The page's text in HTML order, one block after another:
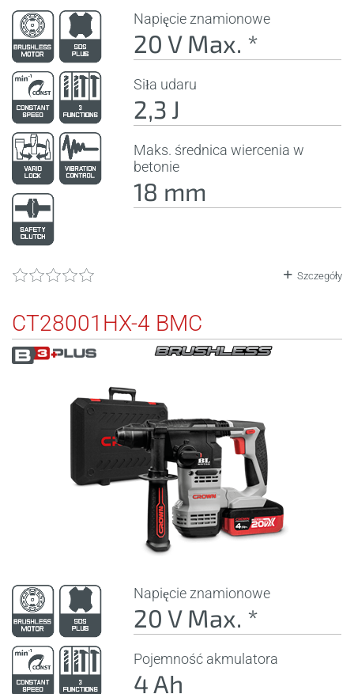
Napięcie znamionowe
20 V Max. *
Siła udaru
2,3 J
Maks. średnica wiercenia w
betonie
18 mm
Szczegóły
CT28001HX-4 BMC
Napięcie znamionowe
20 V Max. *
Pojemność akmulatora
4 Ah